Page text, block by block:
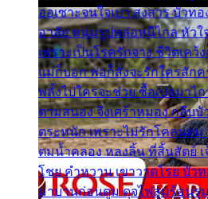
ออเซาะจนใจเบา สงสาร บัวทอ
อาลัย หนุ่มรูปหล่อหนีไกล หัวใ
เพราะเป็นโรครักจาง ชีวิตเคว้
แม่ก็บอก พ่อก็สั่งจะรักใครสักค
พลั้งไปใครจะช่วย ซื้อเปลมาไ
ตามสนอง จึงเศร้าหมอง กลีบบั
ตระหนัก เพราะไม่รักโคลนตม
ตมน้ำคลอง หลงลิ้น ที่สิ้นสัตย์
โชย คำหวาน เขาวาดโรย บัว
มาบานก่อนตูม ดุจไฟสุมร้อนรุ